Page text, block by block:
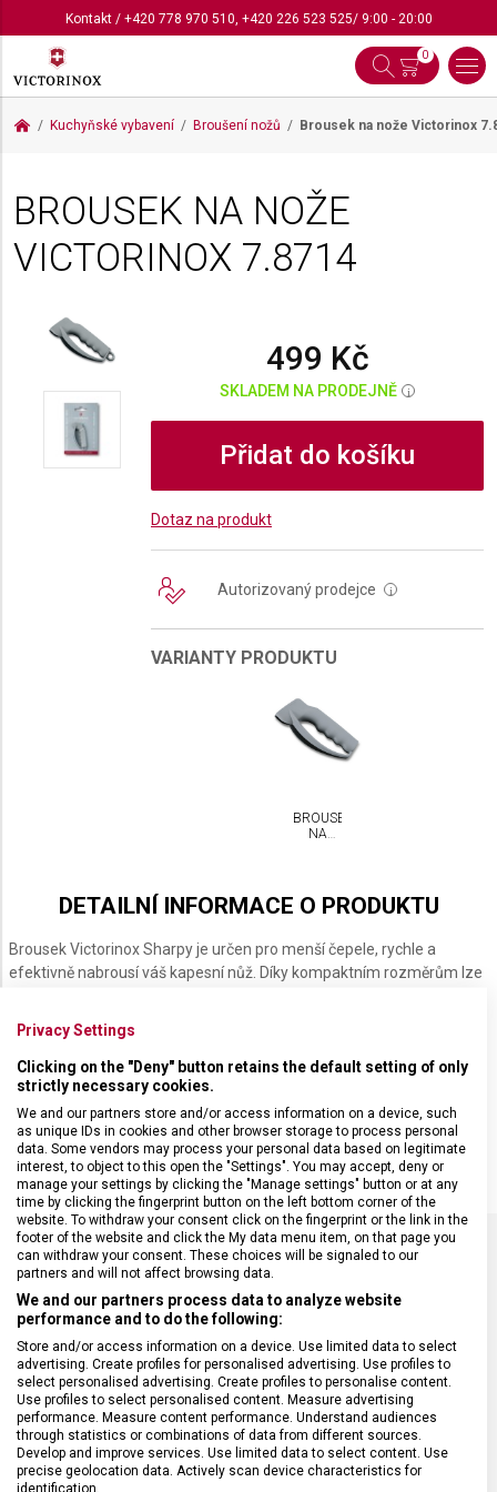
Kontakt/ +420 778 970 510, +420 226 523 525/ 9:00 - 20:00
0
Kuchyňské vybavení Broušení nožů Brousek na nože Victorinox
BROUSEK NA NOŽE
VICTORINOX 7.8714
499 Kč
SKLADEM NA PRODEJNĚ i
Přidat do košíku
Dotaz na produkt
Autorizovaný prodejce i
VARIANTY PRODUKTU
BROUSEK
NA
DETAILNÍ INFORMACE O PRODUKTU
Brousek Victorinox Sharpy je určen pro menší čepele, rychle a
efektivně nabrousí váš kapesní nůž. Díky kompaktním rozměrům lze
brusu. Lze použít i na broušení vlnkovaného ostří.
• snadná manipulace
• rozměry 70 x 30 x 17 mm
• s očkem na pověšení
SPECIFIKACE PRODUKTU
DRUH ZBOŽÍ Kuchyňské vybavení
ZÁRUKA 24 měsíců
Privacy Settings
Clicking on the "Deny" button retains the default setting of only
strictly necessary cookies.
We and our partners store and/or access information on a device, such
as unique IDs in cookies and other browser storage to process personal
data. Some vendors may process your personal data based on legitimate
interest, to object to this open the "Settings". You may accept, deny or
manage your settings by clicking the "Manage settings" button or at any
time by clicking the fingerprint button on the left bottom corner of the
website. To withdraw your consent click on the fingerprint or the link in the
footer of the website and click the My data menu item, on that page you
can withdraw your consent. These choices will be signaled to our
partners and will not affect browsing data.
We and our partners process data to analyze website
performance and to do the following:
Store and/or access information on a device. Use limited data to select
advertising. Create profiles for personalised advertising. Use profiles to
select personalised advertising. Create profiles to personalise content.
Use profiles to select personalised content. Measure advertising
performance. Measure content performance. Understand audiences
through statistics or combinations of data from different sources.
Develop and improve services. Use limited data to select content. Use
precise geolocation data. Actively scan device characteristics for
identification.